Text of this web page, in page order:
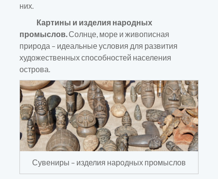
них.
Картины и изделия народных
промыслов.Солнце, море и живописная
природа – идеальные условия для развития
художественных способностей населения
острова.
Сувениры – изделия народных промыслов